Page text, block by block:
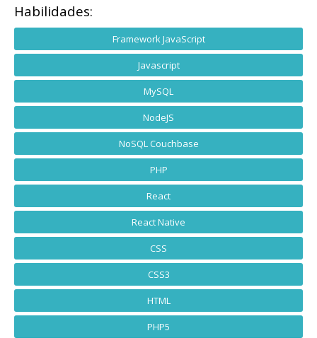
Habilidades:
Framework JavaScript
Javascript
MySQL
NodeJS
NoSQL Couchbase
PHP
React
React Native
CSS
CSS3
HTML
PHP5